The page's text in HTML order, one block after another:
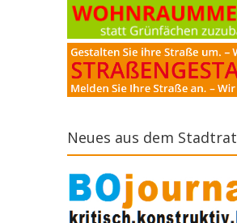
Neues aus dem Stadtrat